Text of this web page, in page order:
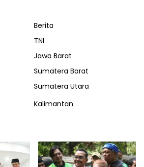
Berita
TNI
Jawa Barat
Sumatera Barat
Sumatera Utara
Kalimantan